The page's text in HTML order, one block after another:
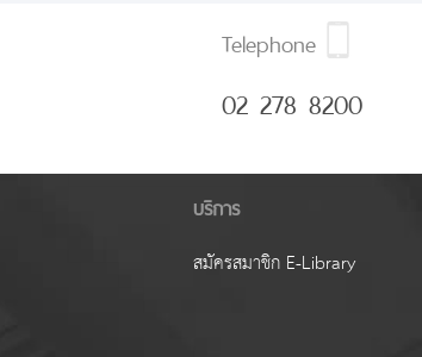
Telephone
02 278 8200
บริการ
สมัครสมาชิก E-Library